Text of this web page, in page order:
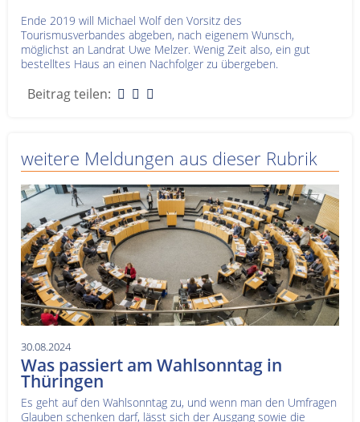
Ende 2019 will Michael Wolf den Vorsitz des
Tourismusverbandes abgeben, nach eigenem Wunsch,
möglichst an Landrat Uwe Melzer. Wenig Zeit also, ein gut
bestelltes Haus an einen Nachfolger zu übergeben.
Beitrag teilen:
weitere Meldungen aus dieser Rubrik
30.08.2024
Was passiert am Wahlsonntag in
Thüringen
Es geht auf den Wahlsonntag zu, und wenn man den Umfragen
Glauben schenken darf, lässt sich der Ausgang sowie die